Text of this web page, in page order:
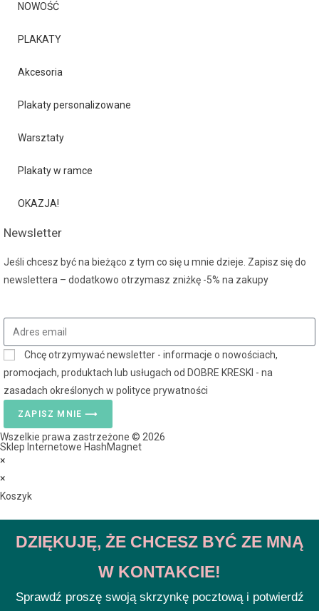
NOWOŚĆ
PLAKATY
Akcesoria
Plakaty personalizowane
Warsztaty
Plakaty w ramce
OKAZJA!
Newsletter
Jeśli chcesz być na bieżąco z tym co się u mnie dzieje. Zapisz się do
newslettera – dodatkowo otrzymasz zniżkę -5% na zakupy
Chcę otrzymywać newsletter - informacje o nowościach,
promocjach, produktach lub usługach od DOBRE KRESKI - na
zasadach określonych w polityce prywatności
ZAPISZ MNIE ⟶
Wszelkie prawa zastrzeżone © 2026
Sklep Internetowe HashMagnet
×
×
Koszyk
DZIĘKUJĘ, ŻE CHCESZ BYĆ ZE MNĄ
W KONTAKCIE!
Sprawdź proszę swoją skrzynkę pocztową i potwierdź